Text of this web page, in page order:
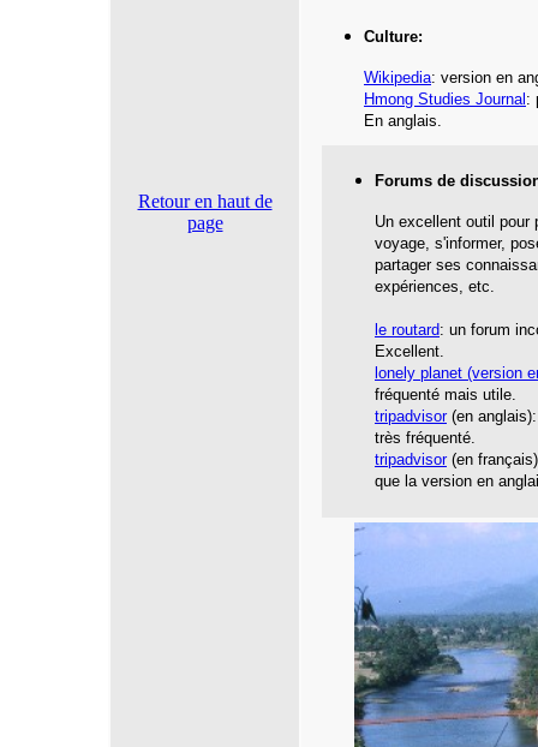
Retour en haut de
page
Culture:
Wikipedia: version en
Hmong Studies Journal :
En anglais.
Forums de
Un excellent outil pour
voyage, s'informer,
partager ses
expériences, etc.
le routard: un forum
Excellent.
lonely planet (version
fréquenté mais utile.
tripadvisor(en
très fréquenté.
tripadvisor(en
que la version en